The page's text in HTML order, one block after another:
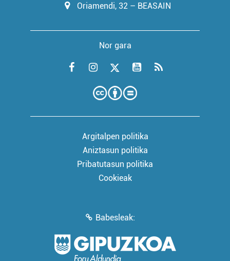
Oriamendi, 32 – BEASAIN
Nor gara
Argitalpen politika
Aniztasun politika
Pribatutasun politika
Cookieak
Babesleak: